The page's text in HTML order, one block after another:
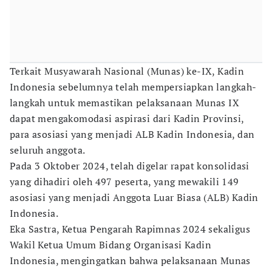
Terkait Musyawarah Nasional (Munas) ke-IX, Kadin
Indonesia sebelumnya telah mempersiapkan langkah-
langkah untuk memastikan pelaksanaan Munas IX
dapat mengakomodasi aspirasi dari Kadin Provinsi,
para asosiasi yang menjadi ALB Kadin Indonesia, dan
seluruh anggota.
Pada 3 Oktober 2024, telah digelar rapat konsolidasi
yang dihadiri oleh 497 peserta, yang mewakili 149
asosiasi yang menjadi Anggota Luar Biasa (ALB) Kadin
Indonesia.
Eka Sastra, Ketua Pengarah Rapimnas 2024 sekaligus
Wakil Ketua Umum Bidang Organisasi Kadin
Indonesia, mengingatkan bahwa pelaksanaan Munas